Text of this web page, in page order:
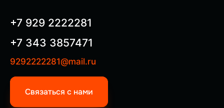
+7 929 2222281
+7 343 3857471
9292222281@mail.ru
Связаться с нами